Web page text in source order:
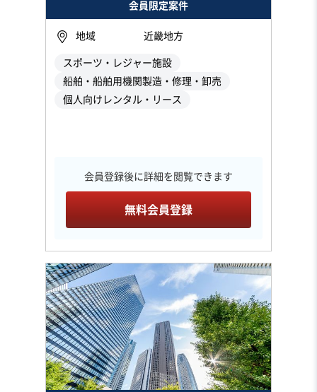
会員限定案件
地域 近畿地方
スポーツ・レジャー施設
船舶・船舶用機関製造・修理・卸売
個人向けレンタル・リース
会員登録後に詳細を閲覧できます
無料会員登録